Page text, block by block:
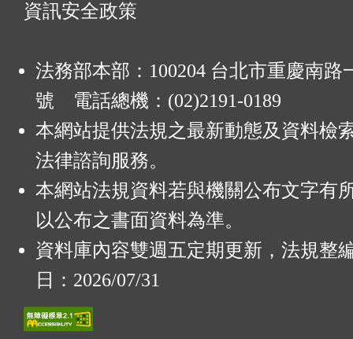
資訊安全政策
法務部本部：100204 台北市重慶南路
號 電話總機：(02)2191-0189
本網站提供法規之最新動態及資料檢
法律諮詢服務。
本網站法規資料若與機關公布文字有
以公布之書面資料為準。
資料庫內容雙週五定期更新，法規整
日：2026/07/31